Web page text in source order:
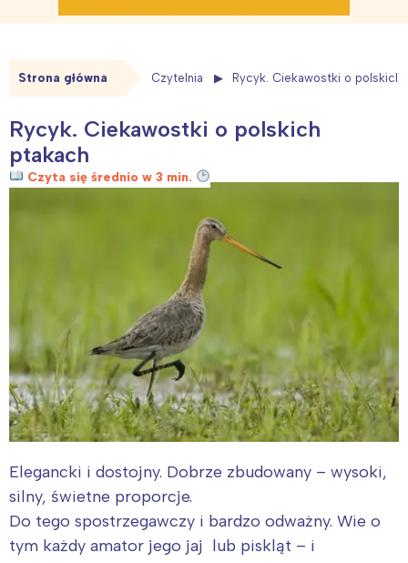
Strona główna Czytelnia Rycyk. Ciekawostki o polskich
Rycyk. Ciekawostki o polskich
ptakach
Czyta się średnio w 3 min.
Elegancki i dostojny. Dobrze zbudowany – wysoki,
silny, świetne proporcje.
Do tego spostrzegawczy i bardzo odważny. Wie o
tym każdy amator jego jaj lub piskląt – i